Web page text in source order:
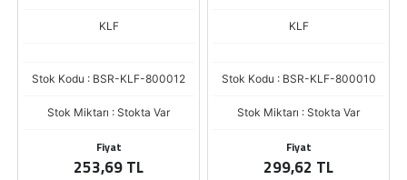
KLF
Stok Kodu : BSR-KLF-800012
Stok Miktarı : Stokta Var
Fiyat
253,69 TL
KLF
Stok Kodu : BSR-KLF-800010
Stok Miktarı : Stokta Var
Fiyat
299,62 TL